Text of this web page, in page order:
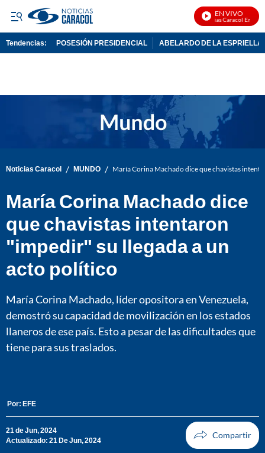
EN VIVO
Noticias Caracol En Vivo
Tendencias: POSESIÓN PRESIDENCIAL ABELARDO DE LA ESPRIELLA
Noticias Caracol / MUNDO / María Corina Machado dice que chavistas
María Corina Machado dice
que chavistas intentaron
"impedir" su llegada a un
acto político
María Corina Machado, líder opositora en Venezuela,
demostró su capacidad de movilización en los estados
llaneros de ese país. Esto a pesar de las dificultades que
tiene para sus traslados.
Por: EFE
21 de Jun, 2024
Actualizado: 21 De Jun, 2024